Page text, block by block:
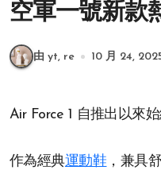
空軍一號新款
由 yt, re 10 月 24,
Air Force 1 自推出以來
作為經典運動鞋 ，兼具